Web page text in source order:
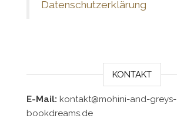
Datenschutzerklärung
KONTAKT
E-Mail: kontakt@mohini-and-greys-
bookdreams.de